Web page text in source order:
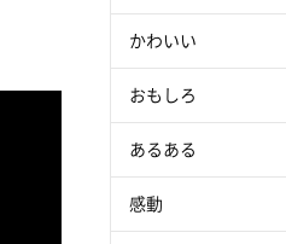
かわいい
おもしろ
あるある
感動